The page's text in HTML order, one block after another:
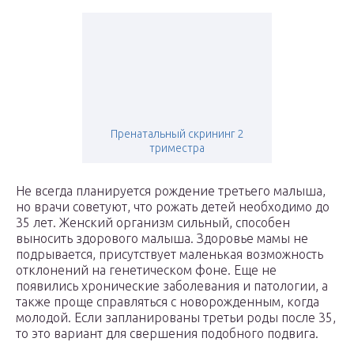
Пренатальный скрининг 2
триместра
Не всегда планируется рождение третьего малыша,
но врачи советуют, что рожать детей необходимо до
35 лет. Женский организм сильный, способен
выносить здорового малыша. Здоровье мамы не
подрывается, присутствует маленькая возможность
отклонений на генетическом фоне. Еще не
появились хронические заболевания и патологии, а
также проще справляться с новорожденным, когда
молодой. Если запланированы третьи роды после 35,
то это вариант для свершения подобного подвига.